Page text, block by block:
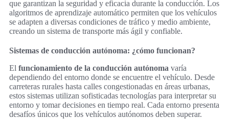
que garantizan la seguridad y eficacia durante la conducción. Los
algoritmos de aprendizaje automático permiten que los vehículos
se adapten a diversas condiciones de tráfico y medio ambiente,
creando un sistema de transporte más ágil y confiable.
Sistemas de conducción autónoma: ¿cómo funcionan?
El funcionamiento de la conducción autónoma varía
dependiendo del entorno donde se encuentre el vehículo. Desde
carreteras rurales hasta calles congestionadas en áreas urbanas,
estos sistemas utilizan sofisticadas tecnologías para interpretar su
entorno y tomar decisiones en tiempo real. Cada entorno presenta
desafíos únicos que los vehículos autónomos deben superar.